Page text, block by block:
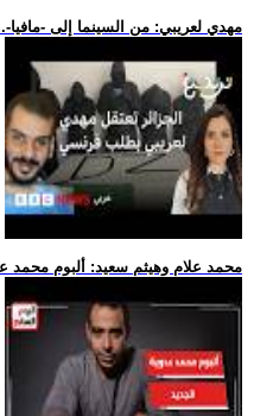
.. مهدي لعريبي: من السينما إلى -
.. محمد علام وهيثم سعيد: ألبوم محمد